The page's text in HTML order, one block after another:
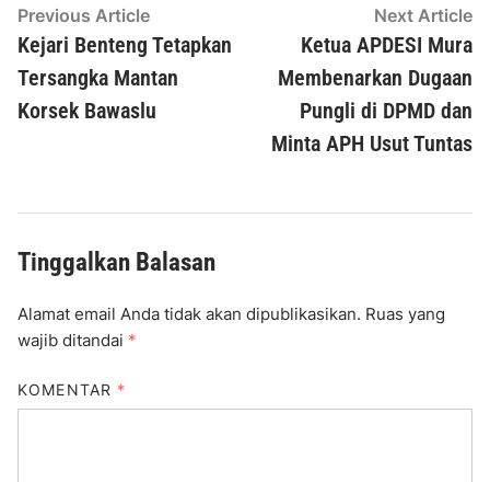
Navigasi
pos
Previous ArticlePrevious
article:
Kejari Benteng Tetapkan
Tersangka Mantan
Korsek Bawaslu
Next Article
Ketua APDESI Mura
Membenarkan Dugaan
Pungli di DPMD dan
Minta APH Usut Tuntas
Tinggalkan Balasan
Alamat email Anda tidak akan dipublikasikan. Ruas yang
wajib ditandai *
KOMENTAR *